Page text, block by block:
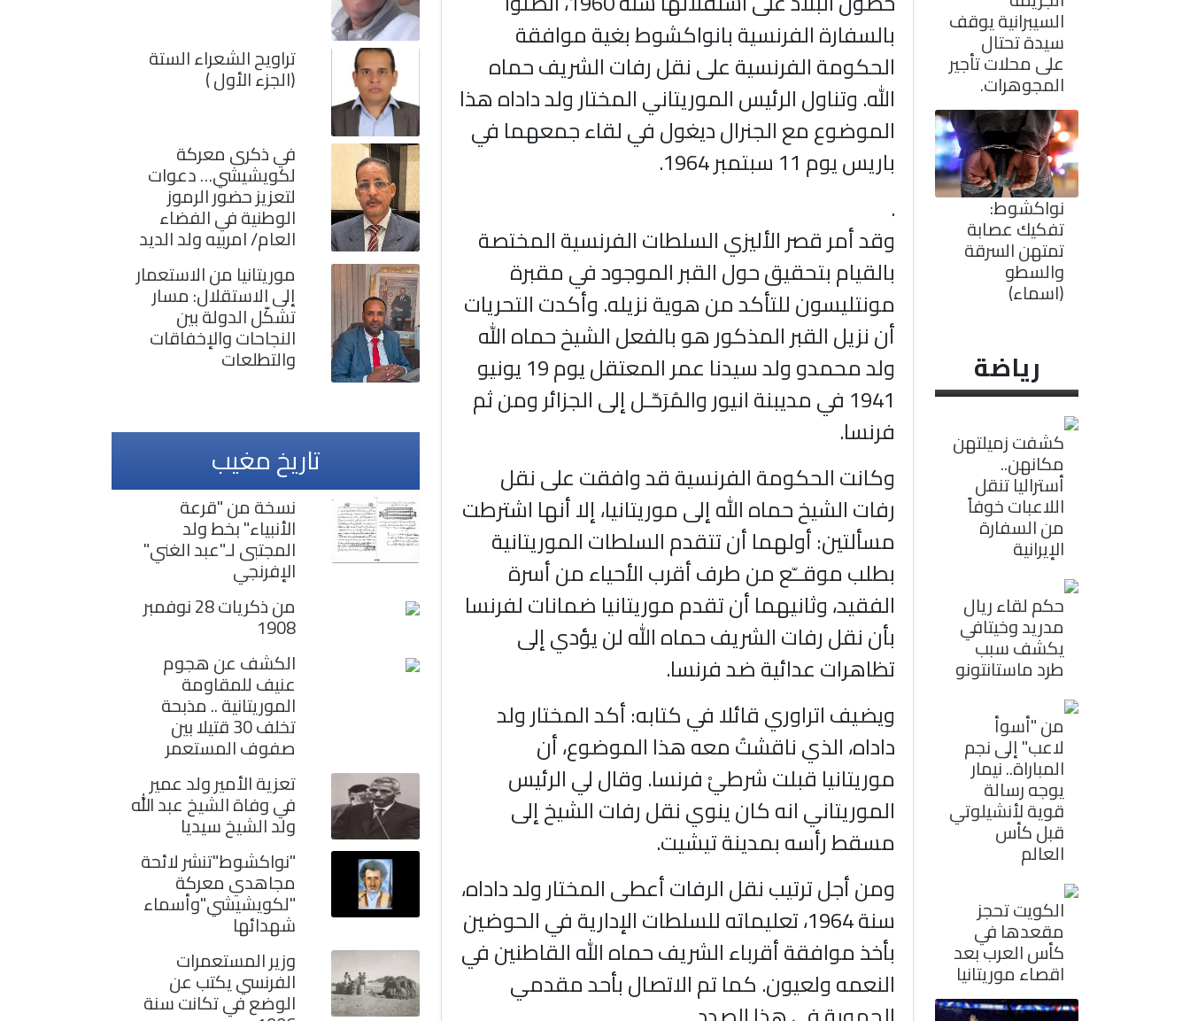
السيبرانية يوقف
سيدة تحتال
على محلات تأجير
المجوهرات.
نواكشوط:
تفكيك عصابة
تمتهن السرقة
والسطو
(اسماء)
رياضة
كشفت زميلتهن
مكانهن..
أستراليا تنقل
اللاعبات خوفاً
من السفارة
الإيرانية
حكم لقاء ريال
مدريد وخيتافي
يكشف سبب
طرد ماستانتونو
من "أسوأ
لاعب" إلى نجم
المباراة.. نيمار
يوجه رسالة
قوية لأنشيلوتي
قبل كأس
العالم
الكويت تحجز
مقعدها في
كأس العرب بعد
اقصاء موريتانيا
بالسفارة الفرنسية بانواكشوط بغية موافقة
الحكومة الفرنسية على نقل رفات الشريف حماه
الله. وتناول الرئيس الموريتاني المختار ولد داداه هذا
الموضوع مع الجنرال ديغول في لقاء جمعهما في
باريس يوم 11 سبتمبر 1964.
.
وقد أمر قصر الأليزي السلطات الفرنسية المختصة
بالقيام بتحقيق حول القبر الموجود في مقبرة
مونتليسون للتأكد من هوية نزيله. وأكدت التحريات
أن نزيل القبر المذكور هو بالفعل الشيخ حماه الله
ولد محمدو ولد سيدنا عمر المعتقل يوم 19 يونيو
1941 في مديبنة انيور والمُرَحّـل إلى الجزائر ومن ثم
فرنسا.
وكانت الحكومة الفرنسية قد وافقت على نقل
رفات الشيخ حماه الله إلى موريتانيا، إلا أنها اشترطت
مسألتين: أولهما أن تتقدم السلطات الموريتانية
بطلب موقــّع من طرف أقرب الأحياء من أسرة
الفقيد، وثانيهما أن تقدم موريتانيا ضمانات لفرنسا
بأن نقل رفات الشريف حماه الله لن يؤدي إلى
تظاهرات عدائية ضد فرنسا.
ويضيف اتراوري قائلا في كتابه: أكد المختار ولد
داداه، الذي ناقشتُ معه هذا الموضوع، أن
موريتانيا قبلت شرطيْ فرنسا. وقال لي الرئيس
الموريتاني انه كان ينوي نقل رفات الشيخ إلى
مسقط رأسه بمدينة تيشيت.
ومن أجل ترتيب نقل الرفات أعطى المختار ولد داداه،
سنة 1964، تعليماته للسلطات الإدارية في الحوضين
بأخذ موافقة أقرباء الشريف حماه الله القاطنين في
النعمه ولعيون. كما تم الاتصال بأحد مقدمي
تراويح الشعراء الستة
(الجزء الأول )
في ذكرى معركة
لكويشيشي… دعوات
لتعزيز حضور الرموز
الوطنية في الفضاء
العام/ امربيه ولد الديد
موريتانيا من الاستعمار
إلى الاستقلال: مسار
تشكّل الدولة بين
النجاحات والإخفاقات
والتطلعات
تاريخ مغيب
نسخة من "قرعة
الأنبياء" بخط ولد
المجتبى لـ"عبد الغني"
الإفرنجي
من ذكريات 28 نوفمبر
1908
الكشف عن هجوم
عنيف للمقاومة
الموريتانية .. مذبحة
تخلف 30 قتيلا بين
صفوف المستعمر
تعزية الأمير ولد عمير
في وفاة الشيخ عبد الله
ولد الشيخ سيديا
"نواكشوط"تنشر لائحة
مجاهدي معركة
"لكويشيشي"وأسماء
شهدائها
وزير المستعمرات
الفرنسي يكتب عن
الوضع في تكانت سنة